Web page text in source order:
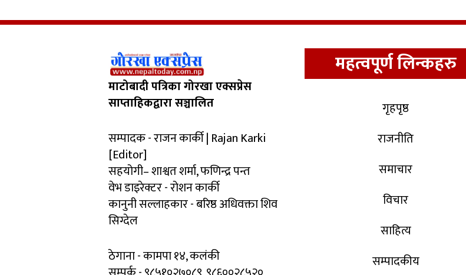
माटोबादी पत्रिका गोरखा एक्सप्रेस
साप्ताहिकद्वारा सञ्चालित
सम्पादक - राजन कार्की | Rajan Karki
[Editor]
सहयोगी– शाश्वत शर्मा, फणिन्द्र पन्त
वेभ डाइरेक्टर - रोशन कार्की
कानुनी सल्लाहकार - बरिष्ठ अधिवक्ता शिव
सिग्देल
ठेगाना - कामपा १४, कलंकी
महत्वपूर्ण लिन्कहरु
गृहपृष्ठ
राजनीति
समाचार
विचार
साहित्य
सम्पादकीय